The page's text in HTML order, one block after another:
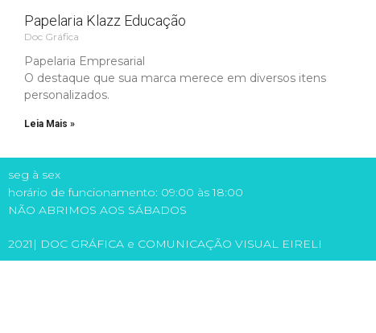
Papelaria Klazz Educação
Doc Gráfica
Papelaria Empresarial
O destaque que sua marca merece em diversos itens
personalizados.
Leia Mais »
seg à sex
horário de funcionamento: 09:00 às 18:00
NÃO ABRIMOS AOS SÁBADOS
2021| DOC GRÁFICA e COMUNICAÇÃO VISUAL EIRELI